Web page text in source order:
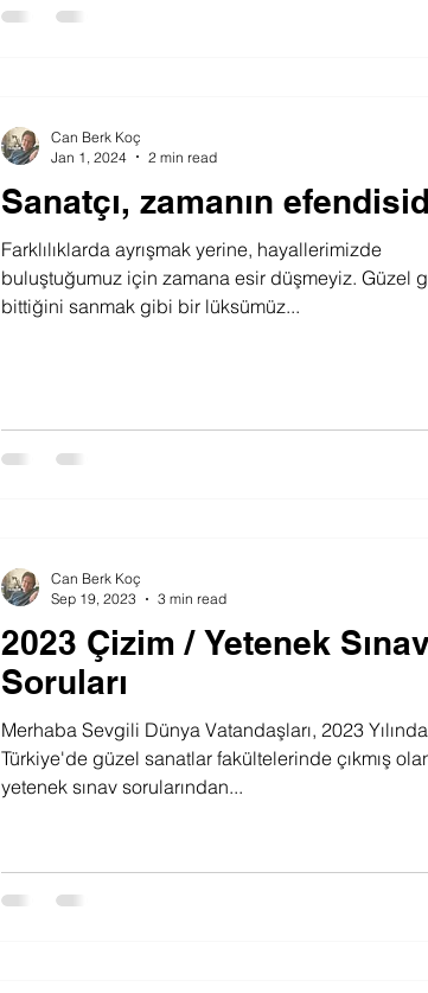
Sanatçı, zamanın
Farklılıklarda ayrışmak yerine, hayallerimizde
buluştuğumuz için zamana esir düşmeyiz. Güzel
bittiğini sanmak gibi bir lüksümüz...
Can Berk Koç
Jan 1, 2024
2 min read
2023 Çizim / Yetenek Sınav
Soruları
Merhaba Sevgili Dünya Vatandaşları, 2023 Yılında
Türkiye'de güzel sanatlar fakültelerinde çıkmış
yetenek sınav sorularından...
Can Berk Koç
Sep 19, 2023
3 min read